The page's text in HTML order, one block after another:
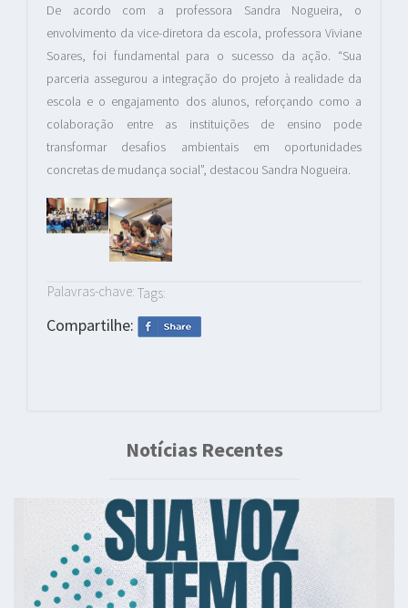
De acordo com a professora Sandra Nogueira, o
envolvimento da vice-diretora da escola, professora Viviane
Soares, foi fundamental para o sucesso da ação. “Sua
parceria assegurou a integração do projeto à realidade da
escola e o engajamento dos alunos, reforçando como a
colaboração entre as instituições de ensino pode
transformar desafios ambientais em oportunidades
concretas de mudança social”, destacou Sandra Nogueira.
Palavras-chave: Tags:
Compartilhe:
Notícias Recentes